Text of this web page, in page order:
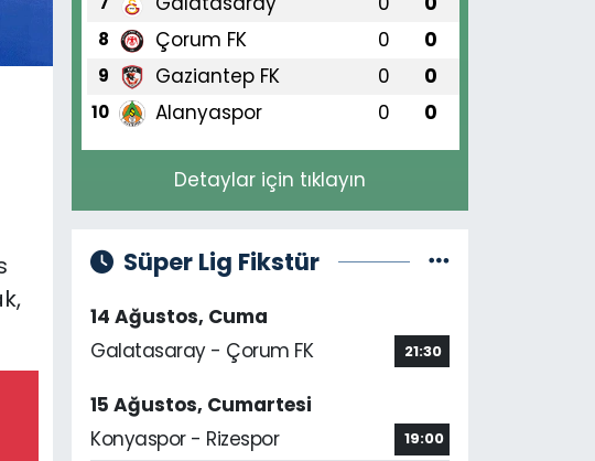
8 Çorum FK 0 0
9 Gaziantep FK 0 0
10 Alanyaspor 0 0
Detaylar için tıklayın
Süper Lig Fikstür
14 Ağustos, Cuma
Galatasaray - Çorum FK
21:30
15 Ağustos, Cumartesi
Konyaspor - Rizespor
19:00